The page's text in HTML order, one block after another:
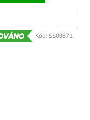
Kód: SS00871